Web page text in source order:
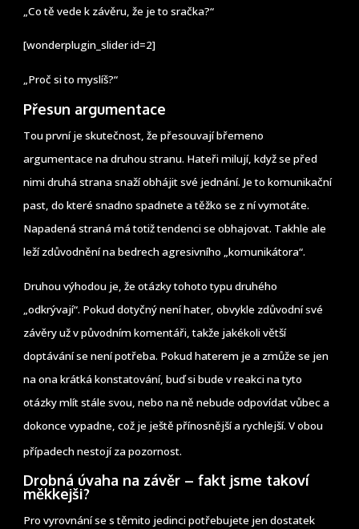
„Co tě vede k závěru, že je to sračka?“
[wonderplugin_slider id=2]
„Proč si to myslíš?“
Přesun argumentace
Tou první je skutečnost, že přesouvají břemeno
argumentace na druhou stranu. Hateři milují, když se před
nimi druhá strana snaží obhájit své jednání. Je to komunikační
past, do které snadno spadnete a těžko se z ní vymotáte.
Napadená straná má totiž tendenci se obhajovat. Takhle ale
leží zdůvodnění na bedrech agresivního „komunikátora“.
Druhou výhodou je, že otázky tohoto typu druhého
„odkrývají“. Pokud dotyčný není hater, obvykle zdůvodní své
závěry už v původním komentáři, takže jakékoli větší
doptávání se není potřeba. Pokud haterem je a zmůže se jen
na ona krátká konstatování, buď si bude v reakci na tyto
otázky mlít stále svou, nebo na ně nebude odpovídat vůbec a
dokonce vypadne, což je ještě přínosnější a rychlejší. V obou
případech nestojí za pozornost.
Drobná úvaha na závěr – fakt jsme takoví
měkkejši?
Pro vyrovnání se s těmito jedinci potřebujete jen dostatek